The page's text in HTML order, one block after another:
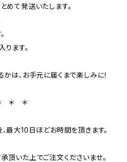
めて発送いたします。
ます。
は、お手元に届くまで楽しみに！
＊ ＊
最大10日ほどお時間を頂きます。
頂いた上でご注文くださいませ。